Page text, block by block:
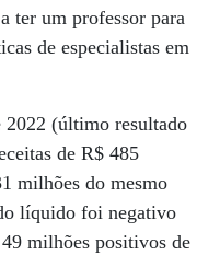
ter um professor para
de especialistas em
2022 (último resultado
de R$ 485
milhões do mesmo
líquido foi negativo
milhões positivos de